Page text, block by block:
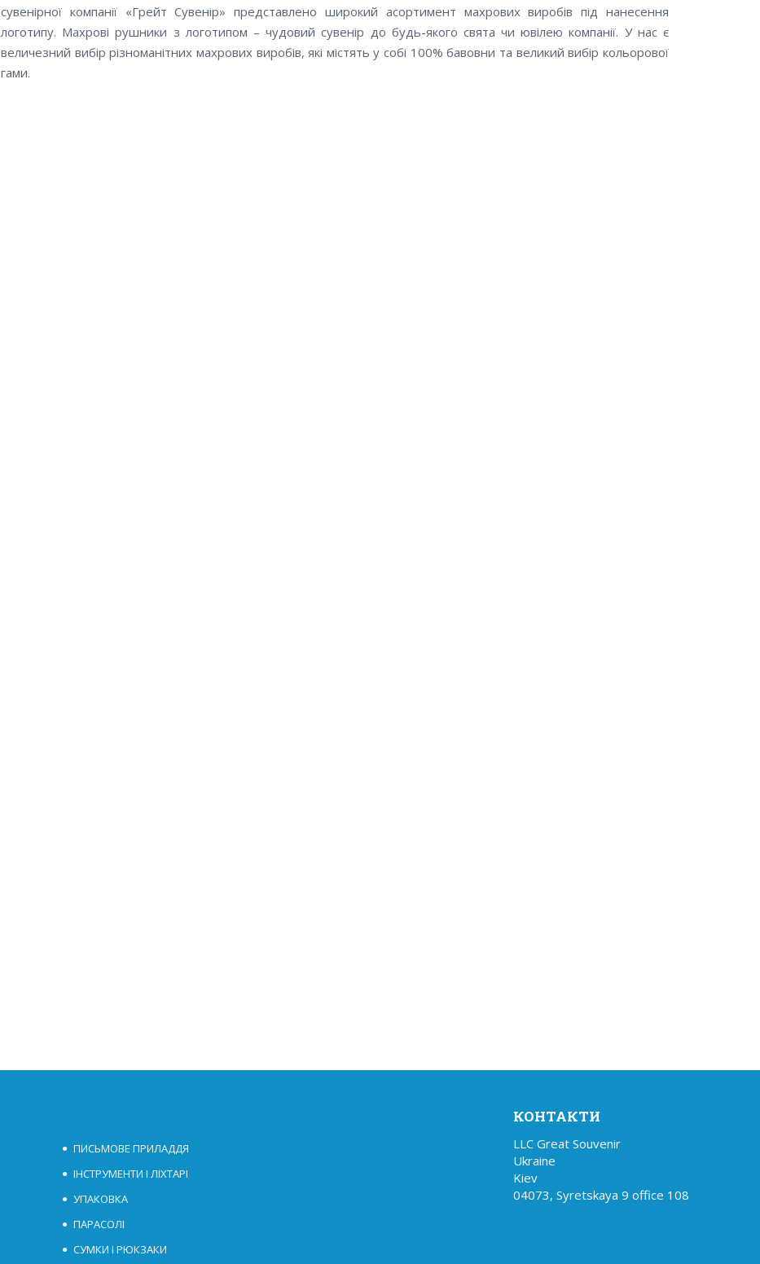
сувенірної компанії «Грейт Сувенір» представлено широкий асортимент махрових виробів під нанесення
логотипу. Махрові рушники з логотипом – чудовий сувенір до будь-якого свята чи ювілею компанії. У нас є
величезний вибір різноманітних махрових виробів, які містять у собі 100% бавовни та великий вибір кольорової
гами.
ПИСЬМОВЕ ПРИЛАДДЯ
ІНСТРУМЕНТИ І ЛІХТАРІ
УПАКОВКА
ПАРАСОЛІ
СУМКИ І РЮКЗАКИ
КОНТАКТИ
LLC Great Souvenir
Ukraine
Kiev
04073, Syretskaya 9 office 108